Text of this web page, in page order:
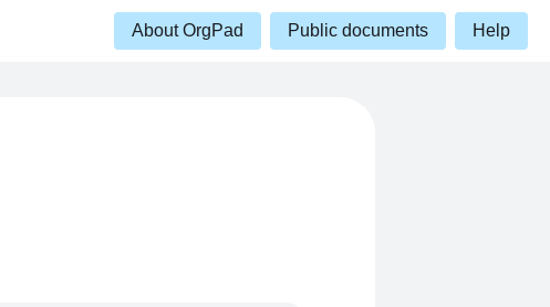
About OrgPad Public documents Help